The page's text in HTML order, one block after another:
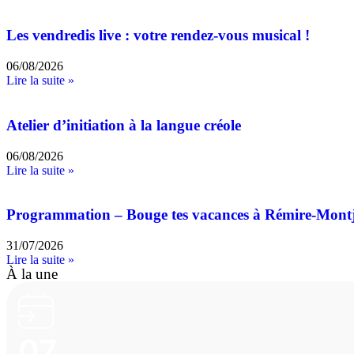
Les vendredis live : votre rendez-vous musical !
06/08/2026
Lire la suite »
Atelier d’initiation à la langue créole
06/08/2026
Lire la suite »
Programmation – Bouge tes vacances à Rémire-
31/07/2026
Lire la suite »
À la une